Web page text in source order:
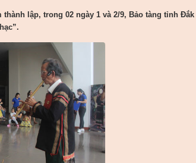
lập, trong 02 ngày 1 và 2/9, Bảo tàng tỉnh Đắk